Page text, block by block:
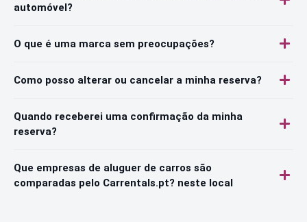
automóvel?
O que é uma marca sem preocupações?
Como posso alterar ou cancelar a minha reserva?
Quando receberei uma confirmação da minha
reserva?
Que empresas de aluguer de carros são
comparadas pelo Carrentals.pt? neste local